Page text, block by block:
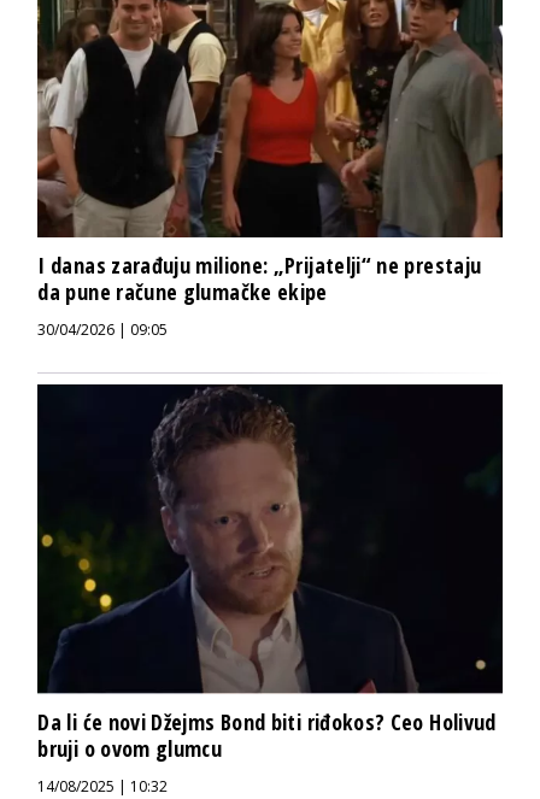
I danas zarađuju milione: „Prijatelji“ ne prestaju
da pune račune glumačke ekipe
30/04/2026 | 09:05
Da li će novi Džejms Bond biti riđokos? Ceo Holivud
bruji o ovom glumcu
14/08/2025 | 10:32